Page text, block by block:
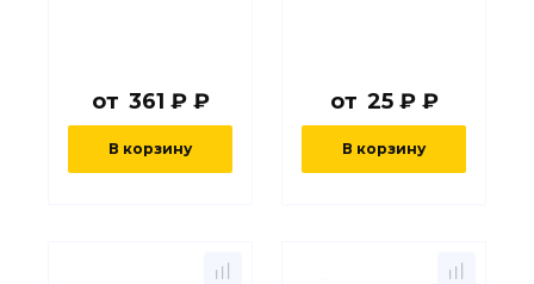
от 361 ₽ ₽
В корзину
от 25 ₽ ₽
В корзину